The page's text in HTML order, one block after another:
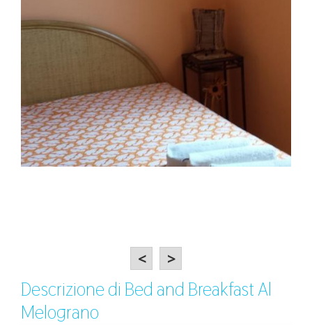
< >
Descrizione di Bed and Breakfast Al
Melograno